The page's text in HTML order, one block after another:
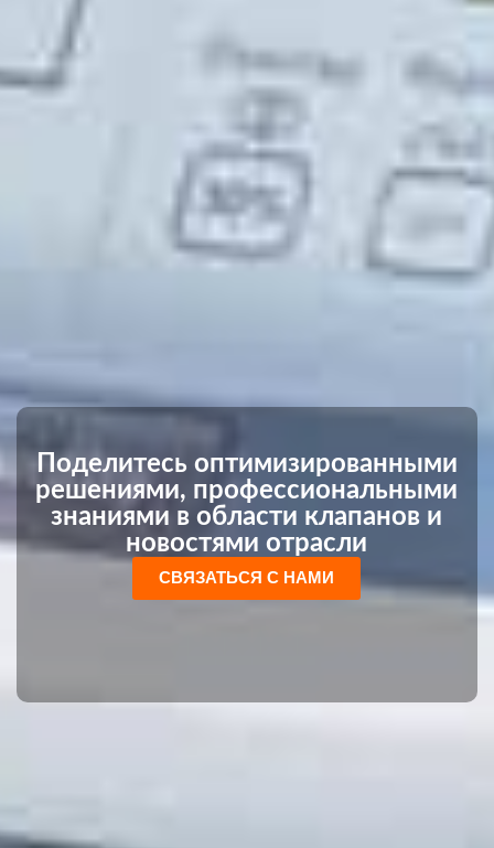
Поделитесь оптимизированными
решениями, профессиональными
знаниями в области клапанов и
новостями отрасли
СВЯЗАТЬСЯ С НАМИ